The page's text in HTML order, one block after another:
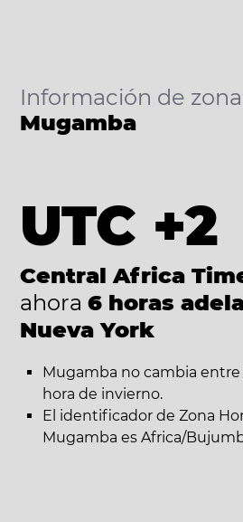
Información de
Mugamba
UTC +2
Central Africa
ahora 6 horas
Nueva York
Mugamba no cambia entre
hora de invierno.
El identificador de Zona
Mugamba es Africa/